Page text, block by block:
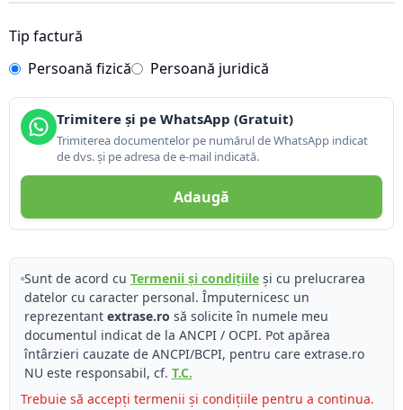
Tip factură
Persoană fizică
Persoană juridică
Trimitere și pe WhatsApp (Gratuit)
Trimiterea documentelor pe numărul de WhatsApp indicat
de dvs. și pe adresa de e-mail indicată.
Adaugă
Sunt de acord cu Termenii și condițiileși cu prelucrarea
datelor cu caracter personal. Împuternicesc un
reprezentant extrase.ro să solicite în numele meu
documentul indicat de la ANCPI / OCPI. Pot apărea
întârzieri cauzate de ANCPI/BCPI, pentru care extrase.ro
NU este responsabil, cf. T.C.
Trebuie să accepți termenii și condițiile pentru a continua.